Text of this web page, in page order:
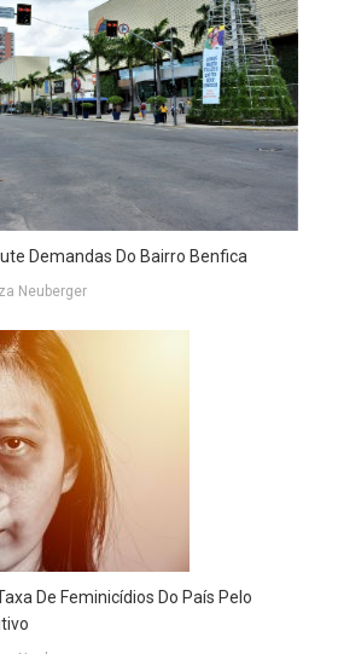
Demandas Do Bairro Benfica
Neuberger
De Feminicídios Do País Pelo